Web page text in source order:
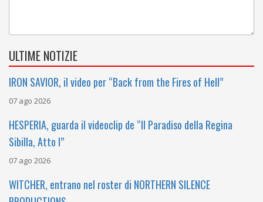
ULTIME NOTIZIE
IRON SAVIOR, il video per “Back from the Fires of Hell”
07 ago 2026
HESPERIA, guarda il videoclip de “Il Paradiso della Regina
Sibilla, Atto I”
07 ago 2026
WITCHER, entrano nel roster di NORTHERN SILENCE